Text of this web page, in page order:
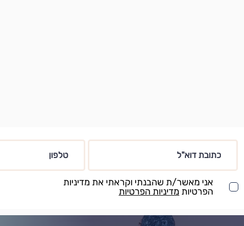
אני מאשר/ת שהבנתי וקראתי את מדיניות
הפרטיות מדיניות הפרטיות